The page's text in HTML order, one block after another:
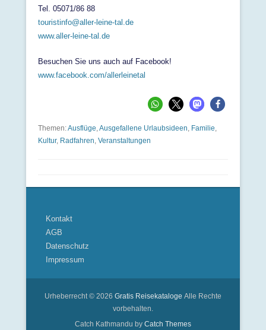
Tel. 05071/86 88
touristinfo@aller-leine-tal.de
www.aller-leine-tal.de
Besuchen Sie uns auch auf Facebook!
www.facebook.com/allerleinetal
Themen:Ausflüge,Ausgefallene Urlaubsideen, Familie,
Kultur, Radfahren, Veranstaltungen
Kontakt
AGB
Datenschutz
Impressum
Urheberrecht © 2026 Gratis Reisekataloge Alle Rechte
vorbehalten.
Catch Kathmandu by Catch Themes